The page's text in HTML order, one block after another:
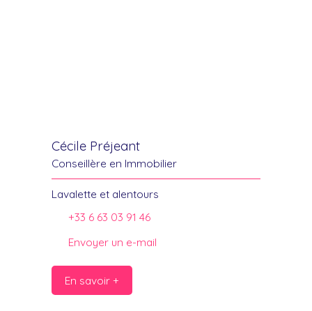
Cécile Préjeant
Conseillère en Immobilier
Lavalette et alentours
+33 6 63 03 91 46
Envoyer un e-mail
En savoir +